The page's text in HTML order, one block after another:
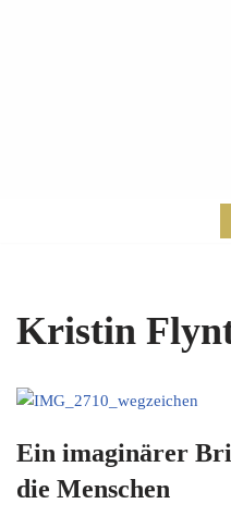
Kristin
Ein imaginärer
die Menschen